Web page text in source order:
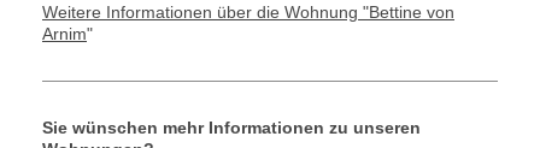
Weitere Informationen über die Wohnung "Bettine von
Arnim"
Sie wünschen mehr Informationen zu unseren